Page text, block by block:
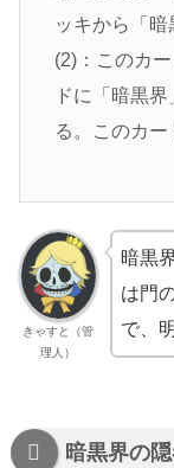
ッキから「暗
(2)：このカ
ドに「暗黒
る。このカー
きゃすと（管
理人）
暗黒
は門
で、
暗黒界の